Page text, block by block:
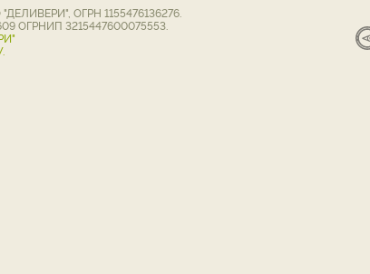
ОГРН 1155476136276.
ОГРНИП 3215447600075553.